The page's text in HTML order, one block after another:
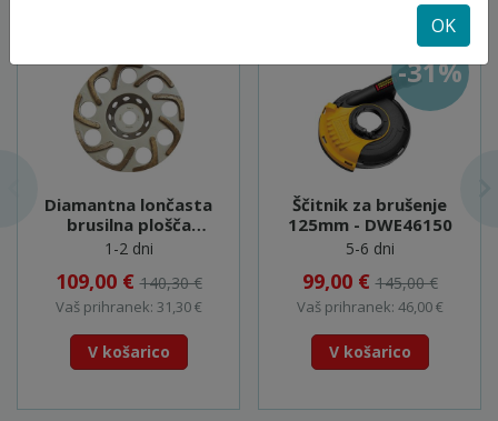
Diamantna lončasta
brusilna plošča
180mm - B-48658
1-2 dni
109,00 €140,30 €
Vaš prihranek: 31,30 €
V košarico
Ščitnik za brušenje
125mm - DWE46150
5-6 dni
99,00 €145,00 €
Vaš prihranek: 46,00 €
V košarico
-31%
OK